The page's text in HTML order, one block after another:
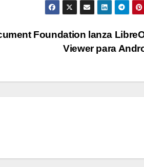
Foundation lanza
Viewer para